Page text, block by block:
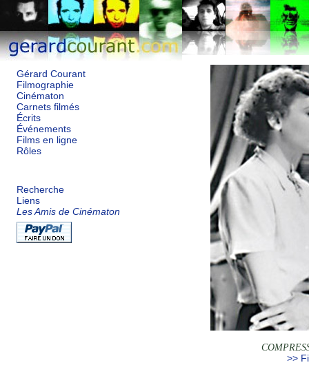
Gérard Courant
Filmographie
Cinématon
Carnets filmés
Écrits
Événements
Films en ligne
Rôles
Recherche
Liens
Les Amis de Cinématon
>>